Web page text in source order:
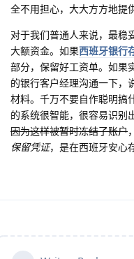
全不用担心，大大方方地提
对于我们普通人来说，最稳
大额资金。如果西班牙银行
部分，保留好工资单。如果
的银行客户经理沟通一下，
材料。千万不要自作聪明搞
的系统很智能，很容易识别
因为这样被暂时冻结了账户
保留凭证，是在西班牙安心